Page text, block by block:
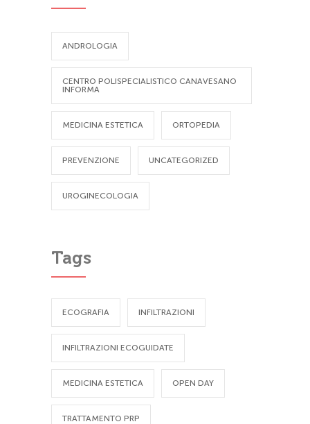
ANDROLOGIA
CENTRO POLISPECIALISTICO CANAVESANO
INFORMA
MEDICINA ESTETICA ORTOPEDIA
PREVENZIONE UNCATEGORIZED
UROGINECOLOGIA
Tags
ECOGRAFIA INFILTRAZIONI
INFILTRAZIONI ECOGUIDATE
MEDICINA ESTETICA OPEN DAY
TRATTAMENTO PRP